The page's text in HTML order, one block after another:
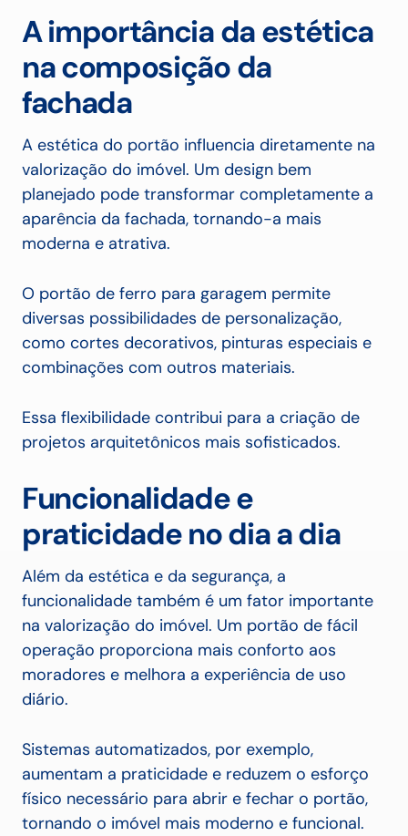
A importância da estética
na composição da
fachada
A estética do portão influencia diretamente na
valorização do imóvel. Um design bem
planejado pode transformar completamente a
aparência da fachada, tornando-a mais
moderna e atrativa.
O portão de ferro para garagem permite
diversas possibilidades de personalização,
como cortes decorativos, pinturas especiais e
combinações com outros materiais.
Essa flexibilidade contribui para a criação de
projetos arquitetônicos mais sofisticados.
Funcionalidade e
praticidade no dia a dia
Além da estética e da segurança, a
funcionalidade também é um fator importante
na valorização do imóvel. Um portão de fácil
operação proporciona mais conforto aos
moradores e melhora a experiência de uso
diário.
Sistemas automatizados, por exemplo,
aumentam a praticidade e reduzem o esforço
físico necessário para abrir e fechar o portão,
tornando o imóvel mais moderno e funcional.